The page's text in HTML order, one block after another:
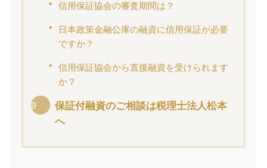
信用保証協会の審査期間は？
日本政策金融公庫の融資に信用保証が必要
ですか？
信用保証協会から直接融資を受けられます
か？
保証付融資のご相談は税理士法人松本
へ